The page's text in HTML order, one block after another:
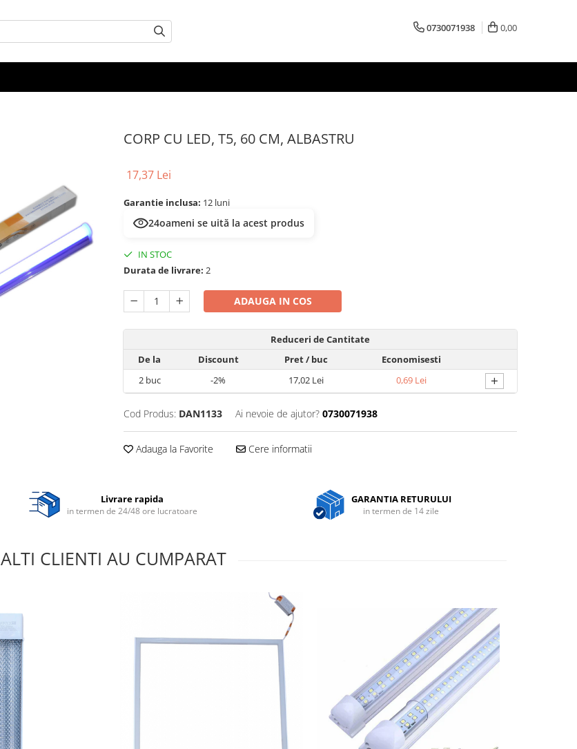
0730071938 0,00
CORP CU LED, T5, 60 CM, ALBASTRU
17,37 Lei
Garantie inclusa: 12 luni
24oameni se uită la acest produs
IN STOC
Durata de livrare: 2
ADAUGA IN COS
Reduceri de Cantitate
De la
Discount Pret/ buc
Economisesti
2buc -2% 17,02 Lei 0,69 Lei +
Cod Produs: DAN1133 Ai nevoie de ajutor? 0730071938
Adauga la Favorite Cere informatii
Livrare rapida
in termen de 24/48 ore lucratoare
GARANTIA RETURULUI
in termen de 14 zile
ALTI CLIENTI AU CUMPARAT